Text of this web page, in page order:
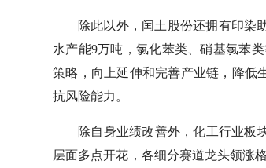
除此以外，闰土股份还拥有印染
水产能9万吨，氯化苯类、硝基氯苯
策略，向上延伸和完善产业链，降低
抗风险能力。
除自身业绩改善外，化工行业板
层面多点开花，各细分赛道龙头领涨